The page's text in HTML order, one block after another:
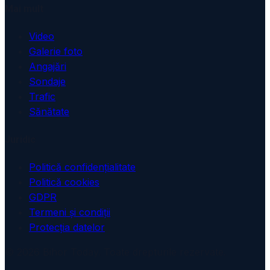
Video
Galerie foto
Angajări
Sondaje
Trafic
Sănătate
Politică confidențialitate
Politică cookies
GDPR
Termeni și condiții
Protecția datelor